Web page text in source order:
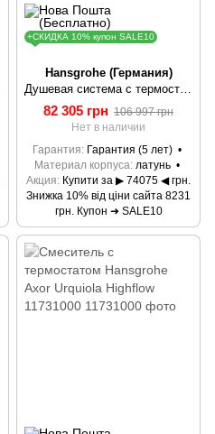
+СКИДКА 10% купон SALE10
Hansgrohe (Германия)
82 305 грн 106 997 грн
Нет в наличии
Гарантия
Гарантия (5 лет)
Материал корпуса латунь
Акция
Купити за ▶ 74075 ◀ грн.
Знижка 10% від ціни сайта 8231
грн. Купон ➜ SALE10